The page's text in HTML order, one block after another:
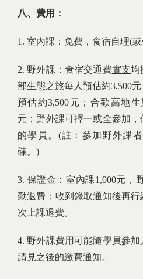
八、費用：
1. 室內課：免費，食宿自理(
2. 野外課：食宿交通費實支均
部生態之旅每人預估約3,500
預估約3,500元；合歡高地
元；野外課可擇一或全參加
的學員。(註：參加野外課
碟。)
3. 保證金：室內課1,000元，
勤退費；收到錄取通知後再
次上課退費。
4. 野外課費用可能隨學員參
請見之後的繳費通知。